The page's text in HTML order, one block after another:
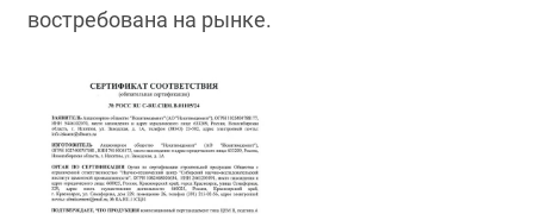
востребована на рынке.